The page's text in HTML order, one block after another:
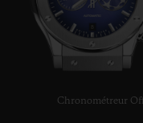
Chronométreur